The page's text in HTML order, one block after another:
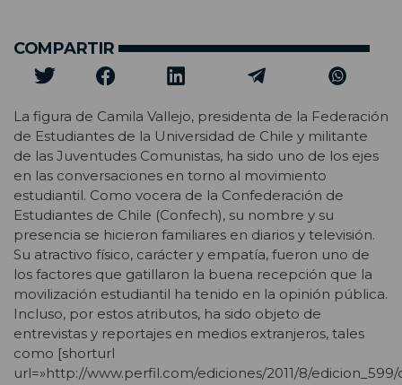
COMPARTIR
La figura de Camila Vallejo, presidenta de la Federación
de Estudiantes de la Universidad de Chile y militante
de las Juventudes Comunistas, ha sido uno de los ejes
en las conversaciones en torno al movimiento
estudiantil. Como vocera de la Confederación de
Estudiantes de Chile (Confech), su nombre y su
presencia se hicieron familiares en diarios y televisión.
Su atractivo físico, carácter y empatía, fueron uno de
los factores que gatillaron la buena recepción que la
movilización estudiantil ha tenido en la opinión pública.
Incluso, por estos atributos, ha sido objeto de
entrevistas y reportajes en medios extranjeros, tales
como [shorturl
url=»http://www.perfil.com/ediciones/2011/8/